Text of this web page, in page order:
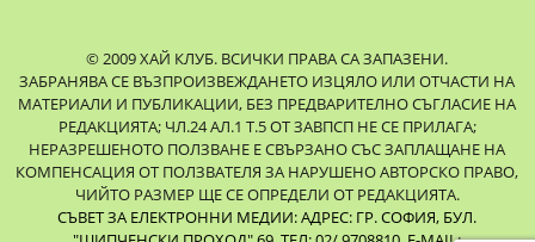
© 2009 ХАЙ КЛУБ. ВСИЧКИ ПРАВА СА ЗАПАЗЕНИ.
ЗАБРАНЯВА СЕ ВЪЗПРОИЗВЕЖДАНЕТО ИЗЦЯЛО ИЛИ ОТЧАСТИ НА
МАТЕРИАЛИ И ПУБЛИКАЦИИ, БЕЗ ПРЕДВАРИТЕЛНО СЪГЛАСИЕ НА
РЕДАКЦИЯТА; ЧЛ.24 АЛ.1 Т.5 ОТ ЗАВПСП НЕ СЕ ПРИЛАГА;
НЕРАЗРЕШЕНОТО ПОЛЗВАНЕ Е СВЪРЗАНО СЪС ЗАПЛАЩАНЕ НА
КОМПЕНСАЦИЯ ОТ ПОЛЗВАТЕЛЯ ЗА НАРУШЕНО АВТОРСКО ПРАВО,
ЧИЙТО РАЗМЕР ЩЕ СЕ ОПРЕДЕЛИ ОТ РЕДАКЦИЯТА.
СЪВЕТ ЗА ЕЛЕКТРОННИ МЕДИИ: АДРЕС: ГР. СОФИЯ, БУЛ.